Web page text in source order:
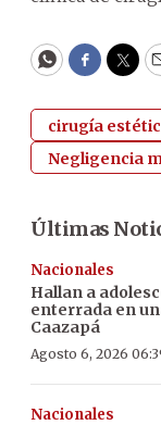
WhatsApp
cirugía
Negligencia
Últimas
Nacionales
Hallan a
enterrada en
Caazapá
Agosto 6, 2026
Nacionales